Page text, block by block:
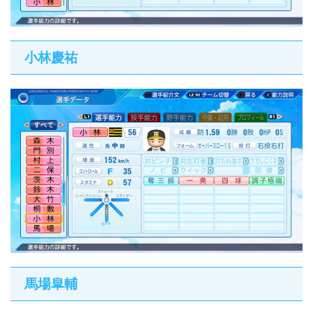
小林慶祐
馬場皐輔